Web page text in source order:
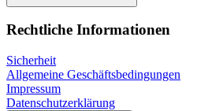
Rechtliche Informationen
Sicherheit
Allgemeine Geschäftsbedingungen
Impressum
Datenschutzerklärung